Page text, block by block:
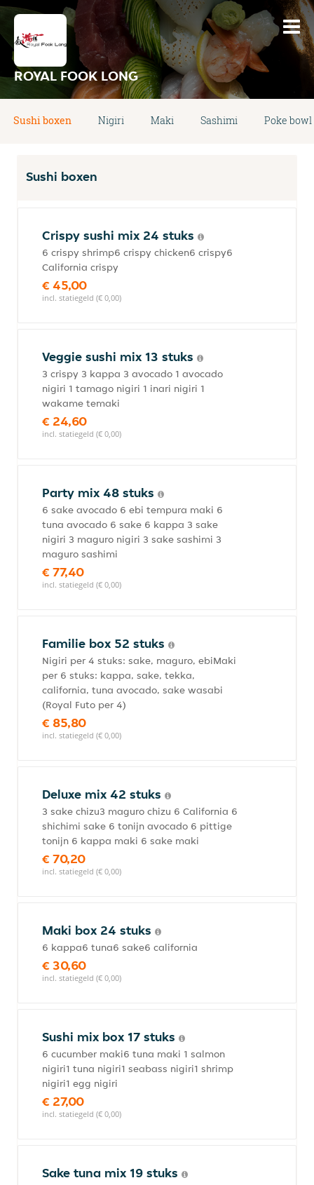
ROYAL FOOK LONG
Sushi boxen Nigiri Maki Sashimi Poke bowl
Sushi boxen
Crispy sushi mix 24 stuks
6 crispy shrimp6 crispy chicken6 crispy6
California crispy
€ 45,00
incl. statiegeld (€ 0,00)
Veggie sushi mix 13 stuks
3 crispy 3 kappa 3 avocado 1 avocado
nigiri 1 tamago nigiri 1 inari nigiri 1
wakame temaki
€ 24,60
incl. statiegeld (€ 0,00)
Party mix 48 stuks
6 sake avocado 6 ebi tempura maki 6
tuna avocado 6 sake 6 kappa 3 sake
nigiri 3 maguro nigiri 3 sake sashimi 3
maguro sashimi
€ 77,40
incl. statiegeld (€ 0,00)
Familie box 52 stuks
Nigiri per 4 stuks: sake, maguro, ebiMaki
per 6 stuks: kappa, sake, tekka,
california, tuna avocado, sake wasabi
(Royal Futo per 4)
€ 85,80
incl. statiegeld (€ 0,00)
Deluxe mix 42 stuks
3 sake chizu3 maguro chizu 6 California 6
shichimi sake 6 tonijn avocado 6 pittige
tonijn 6 kappa maki 6 sake maki
€ 70,20
incl. statiegeld (€ 0,00)
Maki box 24 stuks
6 kappa6 tuna6 sake6 california
€ 30,60
incl. statiegeld (€ 0,00)
Sushi mix box 17 stuks
6 cucumber maki6 tuna maki 1 salmon
nigiri1 tuna nigiri1 seabass nigiri1 shrimp
nigiri1 egg nigiri
€ 27,00
incl. statiegeld (€ 0,00)
Sake tuna mix 19 stuks